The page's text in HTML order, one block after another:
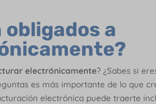
a
electrónicamente? ¿Sabes si
es más importante de lo que
electrónica puede traerte